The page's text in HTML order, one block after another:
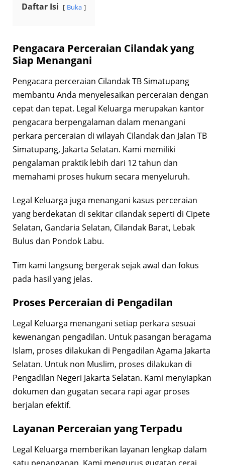
Daftar Isi Buka
Pengacara Perceraian Cilandak yang
Siap Menangani
Pengacara perceraian Cilandak TB Simatupang
membantu Anda menyelesaikan perceraian dengan
cepat dan tepat. Legal Keluarga merupakan kantor
pengacara berpengalaman dalam menangani
perkara perceraian di wilayah Cilandak dan Jalan TB
Simatupang, Jakarta Selatan. Kami memiliki
pengalaman praktik lebih dari 12 tahun dan
memahami proses hukum secara menyeluruh.
Legal Keluarga juga menangani kasus perceraian
yang berdekatan di sekitar cilandak seperti di Cipete
Selatan, Gandaria Selatan, Cilandak Barat, Lebak
Bulus dan Pondok Labu.
Tim kami langsung bergerak sejak awal dan fokus
pada hasil yang jelas.
Proses Perceraian di Pengadilan
Legal Keluarga menangani setiap perkara sesuai
kewenangan pengadilan. Untuk pasangan beragama
Islam, proses dilakukan di Pengadilan Agama Jakarta
Selatan. Untuk non Muslim, proses dilakukan di
Pengadilan Negeri Jakarta Selatan. Kami menyiapkan
dokumen dan gugatan secara rapi agar proses
berjalan efektif.
Layanan Perceraian yang Terpadu
Legal Keluarga memberikan layanan lengkap dalam